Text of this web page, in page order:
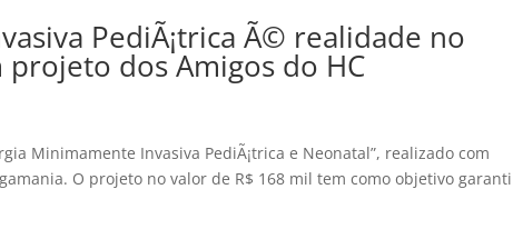
PediÃ¡trica Ã© realidade no
projeto dos Amigos do HC
Minimamente Invasiva PediÃ¡trica e Neonatal”, realizado com
O projeto no valor de R$ 168 mil tem como objetivo